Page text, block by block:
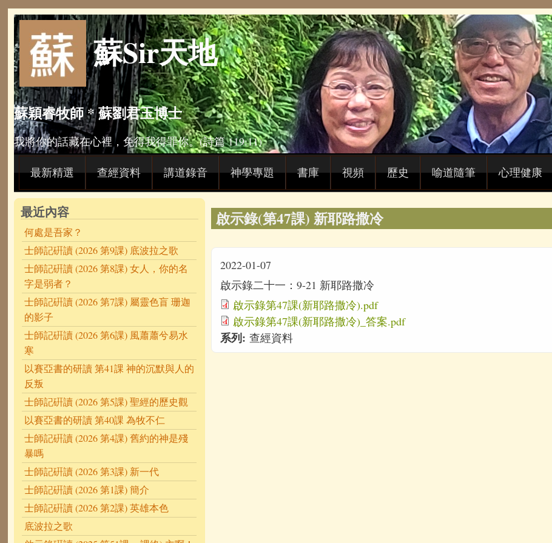
Skip to main content
蘇Sir天地
蘇穎睿牧師 * 蘇劉君玉博士
我將你的話藏在心裡，免得我得罪你。(詩篇 119:11)
最新精選 查經資料 講道錄音 神學專題 書庫 視頻 歷史 喻道隨筆 心理健康
啟示錄(第47課) 新耶路撒冷
2022-01-07
啟示錄二十一：9-21 新耶路撒冷
啟示錄第47課(新耶路撒冷).pdf
啟示錄第47課(新耶路撒冷)_答案.pdf
系列: 查經資料
最近內容
何處是吾家？
士師記硏讀 (2026 第9課) 底波拉之歌
士師記硏讀 (2026 第8課) 女人，你的名
字是弱者？
士師記硏讀 (2026 第7課) 屬靈色盲 珊迦
的影子
士師記硏讀 (2026 第6課) 風蕭蕭兮易水
寒
以賽亞書的研讀 第41課 神的沉默與人的
反叛
士師記硏讀 (2026 第5課) 聖經的歷史觀
以賽亞書的研讀 第40課 為牧不仁
士師記硏讀 (2026 第4課) 舊約的神是殘
暴嗎
士師記硏讀 (2026 第3課) 新一代
士師記硏讀 (2026 第1課) 簡介
士師記硏讀 (2026 第2課) 英雄本色
底波拉之歌